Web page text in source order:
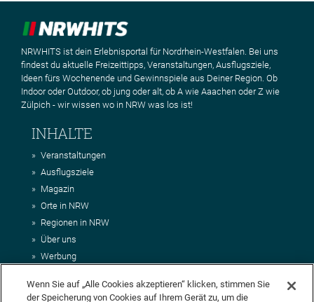
NRWHITS ist dein Erlebnisportal für Nordrhein-Westfalen. Bei uns
findest du aktuelle Freizeittipps, Veranstaltungen, Ausflugsziele,
Ideen fürs Wochenende und Gewinnspiele aus Deiner Region. Ob
Indoor oder Outdoor, ob jung oder alt, ob A wie Aaachen oder Z wie
Zülpich - wir wissen wo in NRW was los ist!
INHALTE
Veranstaltungen
Ausflugsziele
Magazin
Orte in NRW
Regionen in NRW
Über uns
Werbung
Impressum
Wenn Sie auf „Alle Cookies akzeptieren“ klicken, stimmen Sie
der Speicherung von Cookies auf Ihrem Gerät zu, um die